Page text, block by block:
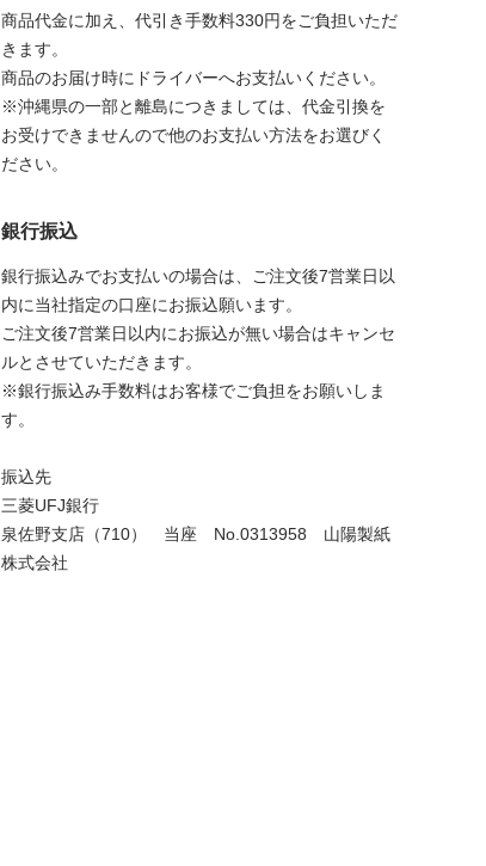
商品代金に加え、代引き手数料330円をご負担いただ
きます。
商品のお届け時にドライバーへお支払いください。
※沖縄県の一部と離島につきましては、代金引換を
お受けできませんので他のお支払い方法をお選びく
ださい。
銀行振込
銀行振込みでお支払いの場合は、ご注文後7営業日以
内に当社指定の口座にお振込願います。
ご注文後7営業日以内にお振込が無い場合はキャンセ
ルとさせていただきます。
※銀行振込み手数料はお客様でご負担をお願いしま
す。
振込先
三菱UFJ銀行
泉佐野支店（710） 当座 No.0313958 山陽製紙
株式会社